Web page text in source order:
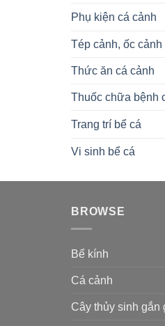
Phụ kiện cá cảnh
Tép cảnh, ốc cảnh
Thức ăn cá cảnh
Thuốc chữa bệnh
Trang trí bể cá
Vi sinh bể cá
BROWSE
Bể kính
Cá cảnh
Cây thủy sinh gắn